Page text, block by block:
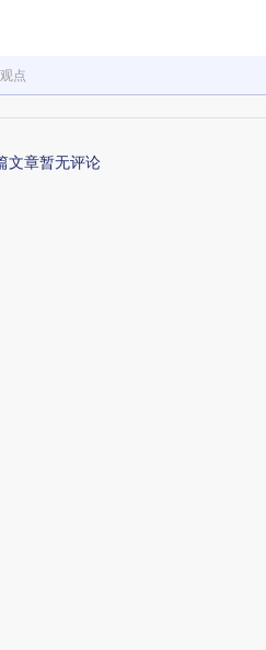
点
文章暂无评论